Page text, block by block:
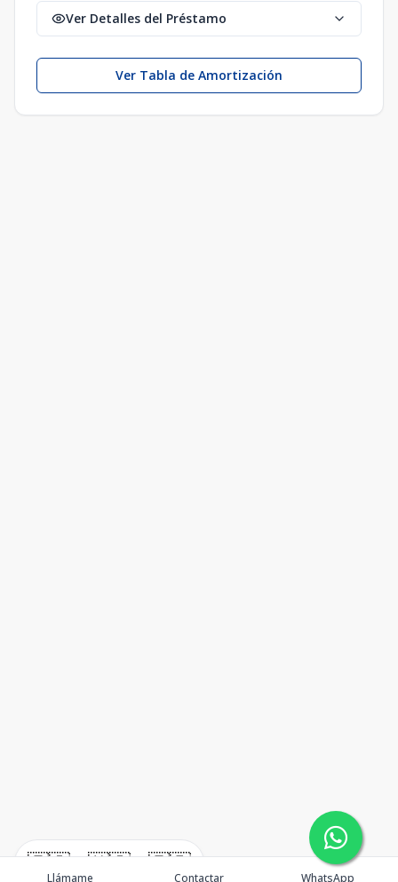
🇪🇸 🇺🇸 🇫🇷
Ver Detalles del Préstamo
Ver Tabla de Amortización
Llámame Contactar WhatsApp